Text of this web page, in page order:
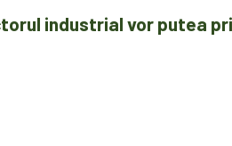
industrial vor putea